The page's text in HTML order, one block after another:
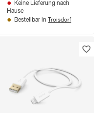
Keine Lieferung nach
Hause
Bestellbar in Troisdorf